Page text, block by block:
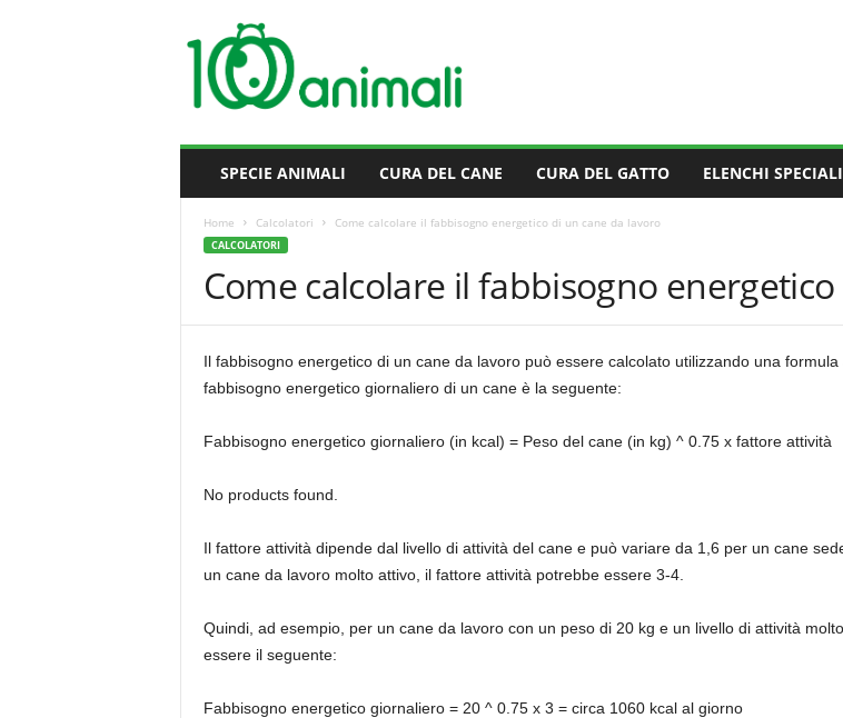
SPECIE ANIMALI CURA DEL CANE CURA DEL GATTO ELENCHI SPECIALI
Home Calcolatori Come calcolare il fabbisogno energetico di un cane da lavoro
CALCOLATORI
Come calcolare il fabbisogno
Il fabbisogno energetico di un cane da lavoro può essere calcolato utilizzando una
fabbisogno energetico giornaliero di un cane è la seguente:
Fabbisogno energetico giornaliero (in kcal) = Peso del cane (in kg) ^ 0.75 x fattore attività
No products found.
Il fattore attività dipende dal livello di attività del cane e può variare da 1,6 per un cane
un cane da lavoro molto attivo, il fattore attività potrebbe essere 3-4.
Quindi, ad esempio, per un cane da lavoro con un peso di 20 kg e un livello di attività
essere il seguente:
Fabbisogno energetico giornaliero = 20 ^ 0.75 x 3 = circa 1060 kcal al giorno